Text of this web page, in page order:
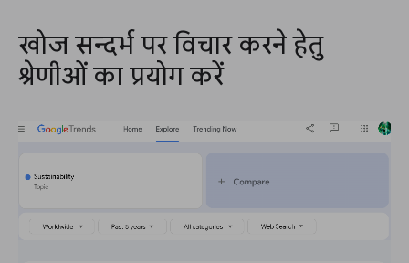
खोज सन्दर्भ पर विचार करने हेतु
श्रेणीओं का प्रयोग करें